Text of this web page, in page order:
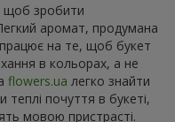
щоб зробити
аромат, продумана
на те, щоб букет
в кольорах, а не
flowers.ua легко знайти
почуття в букеті,
мовою пристрасті.